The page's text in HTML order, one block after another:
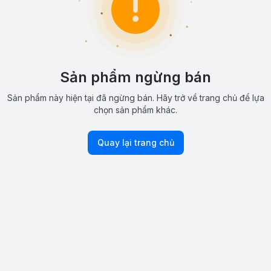
Sản phẩm ngừng bán
Sản phẩm này hiện tại đã ngừng bán. Hãy trở về trang chủ để lựa
chọn sản phẩm khác.
Quay lại trang chủ